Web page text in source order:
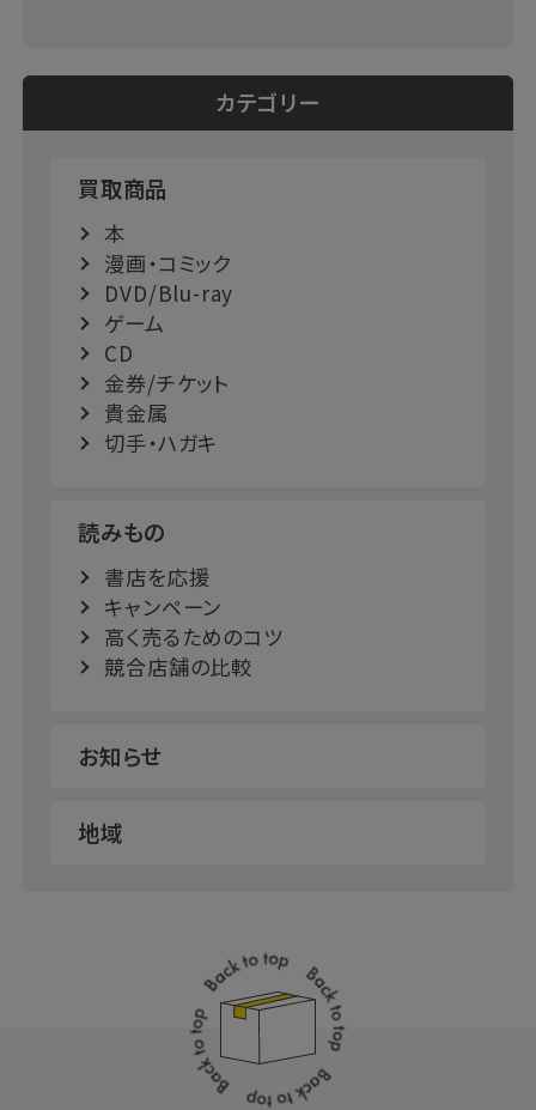
カテゴリー
買取商品
本
漫画・コミック
DVD/Blu-ray
ゲーム
CD
金券/チケット
貴金属
切手・ハガキ
読みもの
書店を応援
キャンペーン
高く売るためのコツ
競合店舗の比較
お知らせ
地域